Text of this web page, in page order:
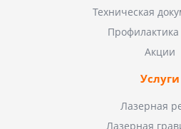
Техническая
Профилактика
Акции
Услуги
Лазерная
Лазерная